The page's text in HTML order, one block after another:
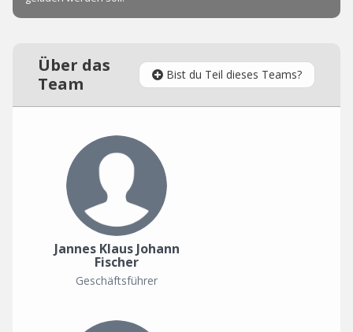
Über das
Team
Bist du Teil dieses Teams?
Jannes Klaus Johann
Fischer
Geschäftsführer